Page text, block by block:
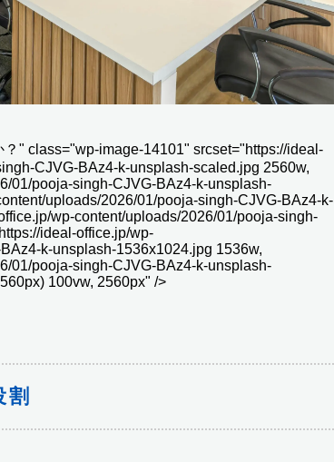
" class="wp-image-14101" srcset="https://ideal-
CJVG-BAz4-k-unsplash-scaled.jpg 2560w,
01/pooja-singh-CJVG-BAz4-k-unsplash-
uploads/2026/01/pooja-singh-CJVG-BAz4-k-
wp-content/uploads/2026/01/pooja-singh-
ideal-office.jp/wp-
k-unsplash-1536x1024.jpg 1536w,
01/pooja-singh-CJVG-BAz4-k-unsplash-
100vw, 2560px" />